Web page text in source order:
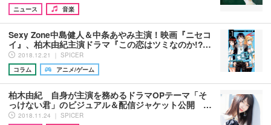
ニュース
音楽
Sexy Zone中島健人＆中条あやみ主演！映画『ニセコ
イ』、柏木由紀主演ドラマ『この恋はツミなのか!?…
2018.12.21 ｜ SPICER
コラム
アニメ/ゲーム
柏木由紀 自身が主演を務めるドラマOPテーマ「そ
っけない君」のビジュアル＆配信ジャケット公開 …
2018.11.24 ｜ SPICER